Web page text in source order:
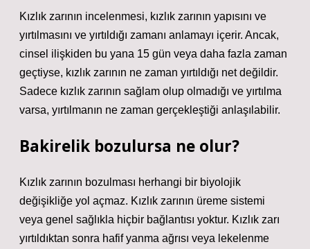
Kızlık zarının incelenmesi, kızlık zarının yapısını ve
yırtılmasını ve yırtıldığı zamanı anlamayı içerir. Ancak,
cinsel ilişkiden bu yana 15 gün veya daha fazla zaman
geçtiyse, kızlık zarının ne zaman yırtıldığı net değildir.
Sadece kızlık zarının sağlam olup olmadığı ve yırtılma
varsa, yırtılmanın ne zaman gerçekleştiği anlaşılabilir.
Bakirelik bozulursa ne olur?
Kızlık zarının bozulması herhangi bir biyolojik
değişikliğe yol açmaz. Kızlık zarının üreme sistemi
veya genel sağlıkla hiçbir bağlantısı yoktur. Kızlık zarı
yırtıldıktan sonra hafif yanma ağrısı veya lekelenme